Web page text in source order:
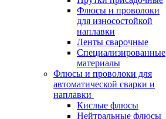
Флюсы и проволоки
для износостойкой
наплавки
Ленты сварочные
Специализированные
материалы
Флюсы и проволоки для
автоматической сварки и
наплавки
Кислые флюсы
Нейтральные флюсы